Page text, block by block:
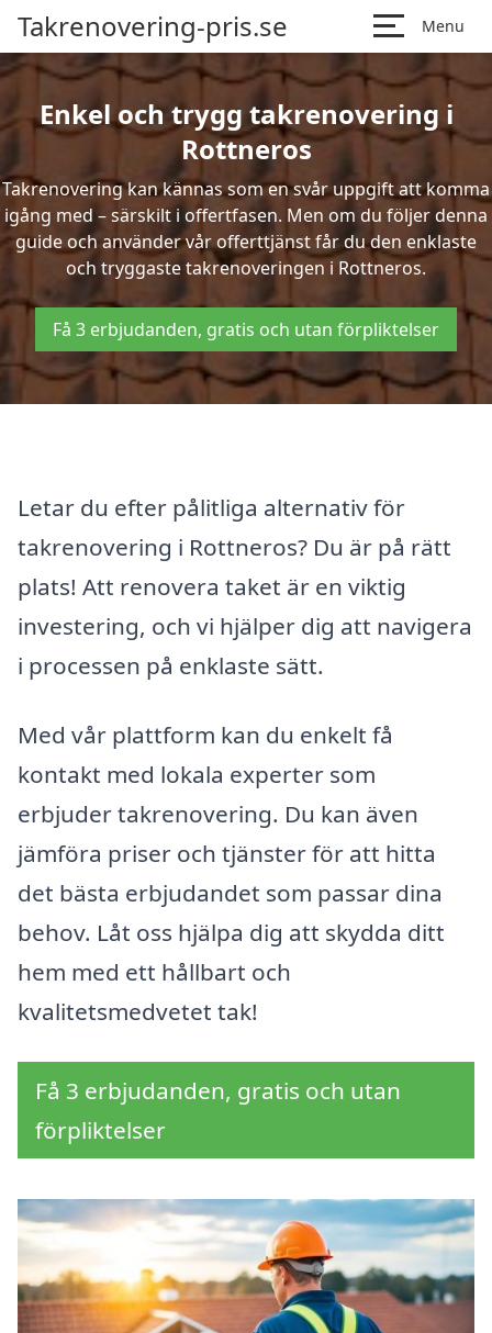
Takrenovering-pris.se Menu
Enkel och trygg takrenovering i
Rottneros
Takrenovering kan kännas som en svår uppgift att komma
igång med – särskilt i offertfasen. Men om du följer denna
guide och använder vår offerttjänst får du den enklaste
och tryggaste takrenoveringen i Rottneros.
Få 3 erbjudanden, gratis och utan förpliktelser
Letar du efter pålitliga alternativ för
takrenovering i Rottneros? Du är på rätt
plats! Att renovera taket är en viktig
investering, och vi hjälper dig att navigera
i processen på enklaste sätt.
Med vår plattform kan du enkelt få
kontakt med lokala experter som
erbjuder takrenovering. Du kan även
jämföra priser och tjänster för att hitta
det bästa erbjudandet som passar dina
behov. Låt oss hjälpa dig att skydda ditt
hem med ett hållbart och
kvalitetsmedvetet tak!
Få 3 erbjudanden, gratis och utan
förpliktelser